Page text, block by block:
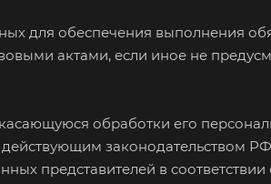
для обеспечения выполнения
актами, если иное не
обработки его
законодательством
представителей в